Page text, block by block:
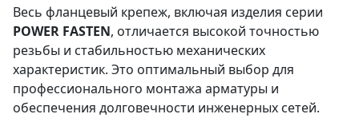
Весь фланцевый крепеж, включая изделия серии
POWER FASTEN, отличается высокой точностью
резьбы и стабильностью механических
характеристик. Это оптимальный выбор для
профессионального монтажа арматуры и
обеспечения долговечности инженерных сетей.